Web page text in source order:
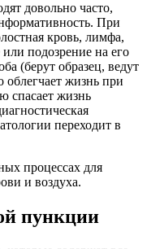
довольно часто,
При
кровь, лимфа,
подозрение на его
(берут образец, ведут
жизнь при
спасает жизнь
переходит в
процессах для
и воздуха.
пункции